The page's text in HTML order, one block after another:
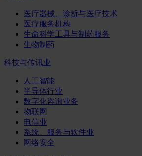
医疗器械、诊断与医疗技术
医疗服务机构
生命科学工具与制药服务
生物制药
科技与传讯业
人工智能
半导体行业
数字化咨询业务
物联网
电信业
系统、服务与软件业
网络安全